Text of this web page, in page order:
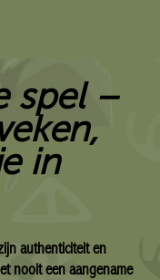
spel –
in
authenticiteit en
nooit een aangename